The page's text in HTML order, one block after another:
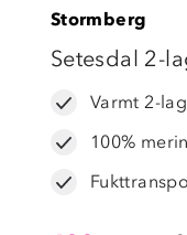
Stormberg
Setesdal 2-
Varmt 2-
100%